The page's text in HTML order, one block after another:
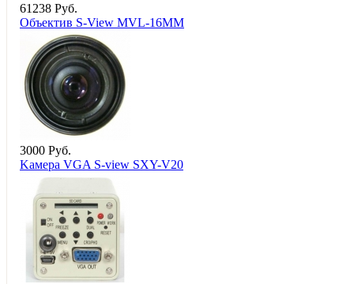
61 238 Руб.
Объектив S-View MVL-16MM
3000 Руб.
Kамера VGA S-view SXY-V20